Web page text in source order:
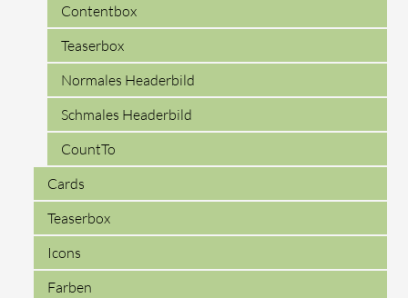
Contentbox
Teaserbox
Normales Headerbild
Schmales Headerbild
CountTo
Cards
Teaserbox
Icons
Farben